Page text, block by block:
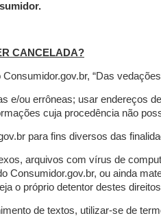
CANCELADA?
“Das
e/ou errôneas; usar endereços
cuja procedência não
para fins diversos das
arquivos com vírus de
Consumidor.gov.br, ou ainda
o próprio detentor destes
de textos, utilizar-se de